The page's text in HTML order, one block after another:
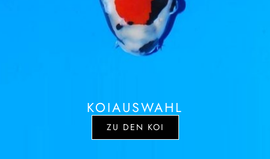
KOIAUSWAHL
ZU DEN KOI